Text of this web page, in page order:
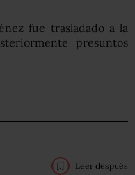
fue trasladado a la
presuntos
Leer después